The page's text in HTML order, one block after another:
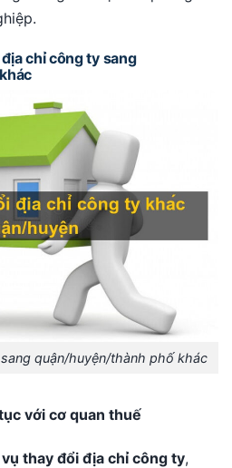
chỉ công ty sang
quận/huyện/thành phố khác
với cơ quan thuế
thay đổi địa chỉ công ty,